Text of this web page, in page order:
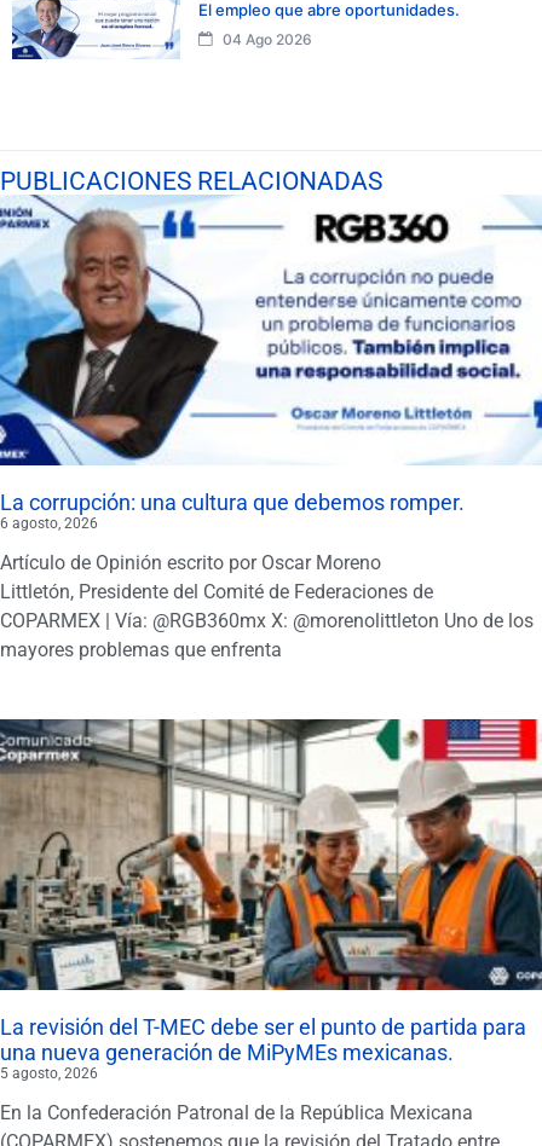
El empleo que abre oportunidades.
04 Ago 2026
PUBLICACIONES RELACIONADAS
La corrupción: una cultura que debemos romper.
6 agosto, 2026
Artículo de Opinión escrito por Oscar Moreno
Littletón, Presidente del Comité de Federaciones de
COPARMEX | Vía: @RGB360mx X: @morenolittleton Uno de los
mayores problemas que enfrenta
La revisión del T-MEC debe ser el punto de partida para
una nueva generación de MiPyMEs mexicanas.
5 agosto, 2026
En la Confederación Patronal de la República Mexicana